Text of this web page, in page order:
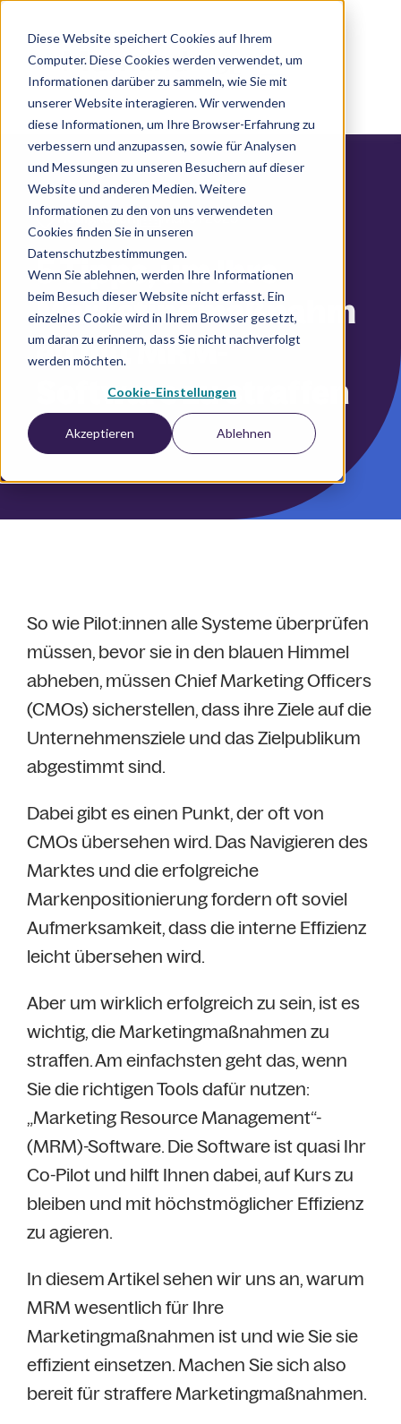
Diese Website speichert Cookies auf Ihrem
Computer. Diese Cookies werden verwendet, um
Informationen darüber zu sammeln, wie Sie mit
unserer Website interagieren. Wir verwenden
diese Informationen, um Ihre Browser-Erfahrung zu
verbessern und anzupassen, sowie für Analysen
und Messungen zu unseren Besuchern auf dieser
Website und anderen Medien. Weitere
Informationen zu den von uns verwendeten
Cookies finden Sie in unseren
Datenschutzbestimmungen.
Wenn Sie ablehnen, werden Ihre Informationen
beim Besuch dieser Website nicht erfasst. Ein
einzelnes Cookie wird in Ihrem Browser gesetzt,
um daran zu erinnern, dass Sie nicht nachverfolgt
werden möchten.
Cookie-Einstellungen
Akzeptieren Ablehnen
DE
Neuigkeiten| Mai 31 2023
5 Tipps, um Ihre
Marketingmaßnahm
en mit MRM-
Software zu straffen
So wie Pilot:innen alle Systeme überprüfen
müssen, bevor sie in den blauen Himmel
abheben, müssen Chief Marketing Officers
(CMOs) sicherstellen, dass ihre Ziele auf die
Unternehmensziele und das Zielpublikum
abgestimmt sind.
Dabei gibt es einen Punkt, der oft von
CMOs übersehen wird. Das Navigieren des
Marktes und die erfolgreiche
Markenpositionierung fordern oft soviel
Aufmerksamkeit, dass die interne Effizienz
leicht übersehen wird.
Aber um wirklich erfolgreich zu sein, ist es
wichtig, die Marketingmaßnahmen zu
straffen. Am einfachsten geht das, wenn
Sie die richtigen Tools dafür nutzen:
„Marketing Resource Management“-
(MRM)-Software. Die Software ist quasi Ihr
Co-Pilot und hilft Ihnen dabei, auf Kurs zu
bleiben und mit höchstmöglicher Effizienz
zu agieren.
In diesem Artikel sehen wir uns an, warum
MRM wesentlich für Ihre
Marketingmaßnahmen ist und wie Sie sie
effizient einsetzen. Machen Sie sich also
bereit für straffere Marketingmaßnahmen.